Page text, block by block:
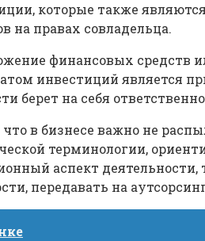
которые также
на правах совладельца.
финансовых
инвестиций является
берет на себя
в бизнесе важно не
терминологии,
аспект
передавать на